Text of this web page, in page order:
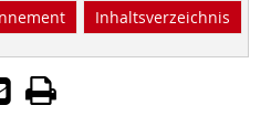
Inhaltsverzeichnis